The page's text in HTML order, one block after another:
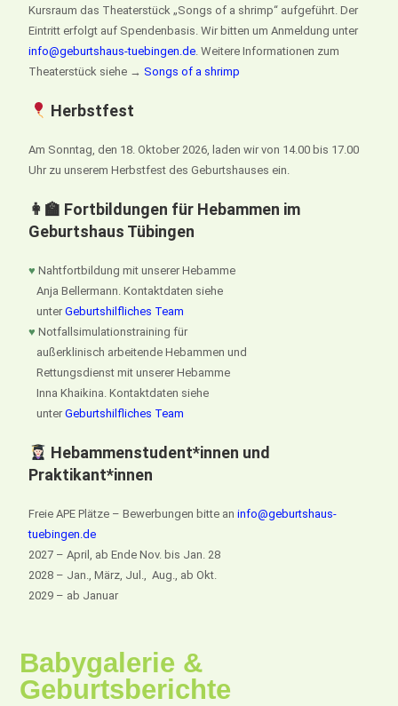
Kursraum das Theaterstück „Songs of a shrimp“ aufgeführt. Der
Eintritt erfolgt auf Spendenbasis. Wir bitten um Anmeldung unter
info@geburtshaus-tuebingen.de . Weitere Informationen zum
Theaterstück siehe →Songs of a shrimp
Herbstfest
Am Sonntag, den 18. Oktober 2026, laden wir von 14.00 bis 17.00
Uhr zu unserem Herbstfest des Geburtshauses ein.
👩‍🏫 Fortbildungen für Hebammen im
Geburtshaus Tübingen
♥ Nahtfortbildung mit unserer Hebamme
Anja Bellermann. Kontaktdaten siehe
unterGeburtshilfliches Team
♥ Notfallsimulationstraining für
außerklinisch arbeitende Hebammen und
Rettungsdienst mit unserer Hebamme
Inna Khaikina. Kontaktdaten siehe
unterGeburtshilfliches Team
Hebammenstudent*innen und
Praktikant*innen
Freie APE Plätze – Bewerbungen bitte aninfo@geburtshaus-
tuebingen.de
2027 – April, ab Ende Nov. bis Jan. 28
2028 – Jan., März, Jul., Aug., ab Okt.
2029 – ab Januar
Babygalerie &
Geburtsberichte